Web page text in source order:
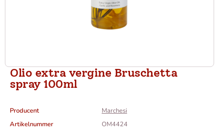
Olio extra vergine Bruschetta
spray 100ml
Producent
Marchesi
Artikelnummer
OM4424